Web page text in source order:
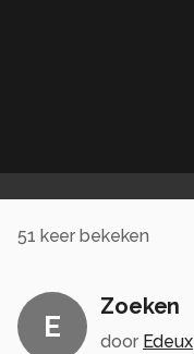
51 keer bekeken
E
Zoeken
door Edeux